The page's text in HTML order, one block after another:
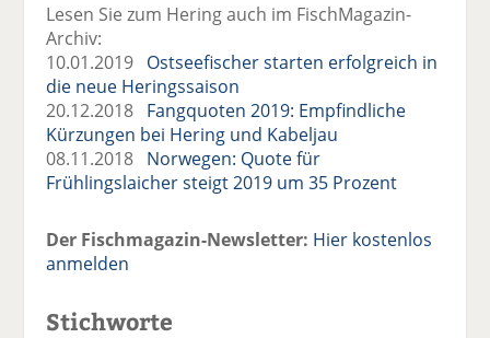
Lesen Sie zum Hering auch im FischMagazin-
Archiv:
10.01.2019 Ostseefischer starten erfolgreich in
die neue Heringssaison
20.12.2018 Fangquoten 2019: Empfindliche
Kürzungen bei Hering und Kabeljau
08.11.2018 Norwegen: Quote für
Frühlingslaicher steigt 2019 um 35 Prozent
Der Fischmagazin-Newsletter: Hier kostenlos
anmelden
Stichworte